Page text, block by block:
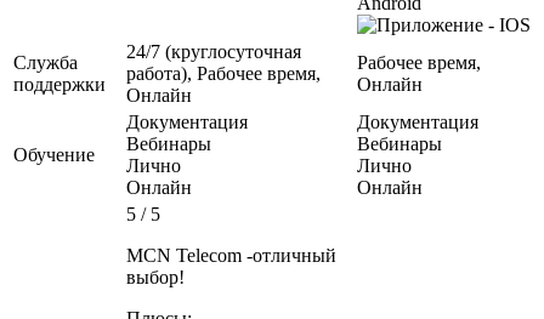
Служба
поддержки
24/7 (круглосуточная
работа), Рабочее время,
Онлайн
Рабочее время,
Онлайн
Обучение
Документация
Вебинары
Лично
Онлайн
Документация
Вебинары
Лично
Онлайн
5 / 5
MCN Telecom -отличный
выбор!